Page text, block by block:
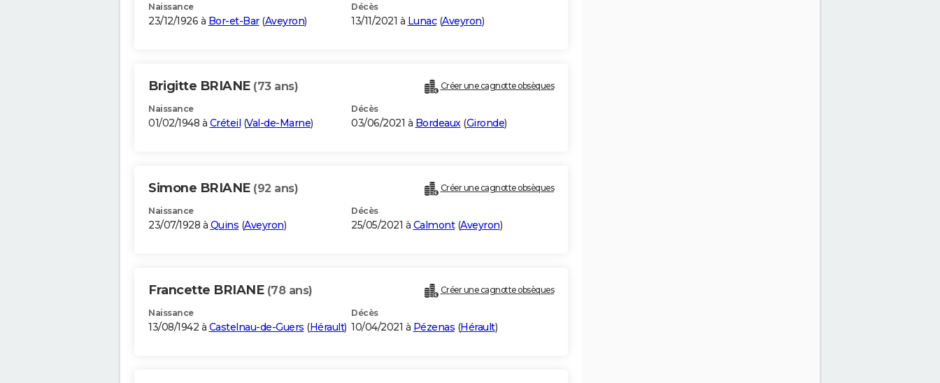
Naissance
23/12/1926 à Bor-et-Bar(Aveyron)
Décès
13/11/2021 à Lunac(Aveyron)
Brigitte BRIANE (73 ans) Créer une cagnotte obsèques
Naissance
01/02/1948 à Créteil (Val-de-Marne)
Décès
03/06/2021 à Bordeaux(Gironde)
Simone BRIANE (92 ans) Créer une cagnotte obsèques
Naissance
23/07/1928 à Quins (Aveyron)
Décès
25/05/2021 à Calmont(Aveyron)
Francette BRIANE (78 ans) Créer une cagnotte obsèques
Naissance
13/08/1942 à Castelnau-de-Guers (Hérault)
Décès
10/04/2021 à Pézenas (Hérault)